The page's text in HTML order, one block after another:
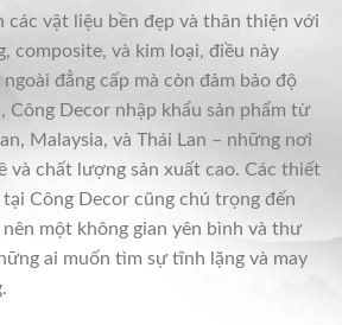
các vật liệu bền đẹp và thân thiện với
composite, và kim loại, điều này
đẳng cấp mà còn đảm bảo độ
Công Decor nhập khẩu sản phẩm từ
Malaysia, và Thái Lan – những nơi
và chất lượng sản xuất cao. Các thiết
Công Decor cũng chú trọng đến
một không gian yên bình và thư
ai muốn tìm sự tĩnh lặng và may